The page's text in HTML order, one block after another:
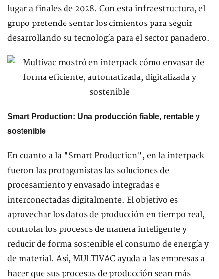
lugar a finales de 2028. Con esta infraestructura, el
grupo pretende sentar los cimientos para seguir
desarrollando su tecnología para el sector panadero.
Smart Production: Una producción fiable, rentable y
sostenible
En cuanto a la "Smart Production", en la interpack
fueron las protagonistas las soluciones de
procesamiento y envasado integradas e
interconectadas digitalmente. El objetivo es
aprovechar los datos de producción en tiempo real,
controlar los procesos de manera inteligente y
reducir de forma sostenible el consumo de energía y
de material. Así, MULTIVAC ayuda a las empresas a
hacer que sus procesos de producción sean más